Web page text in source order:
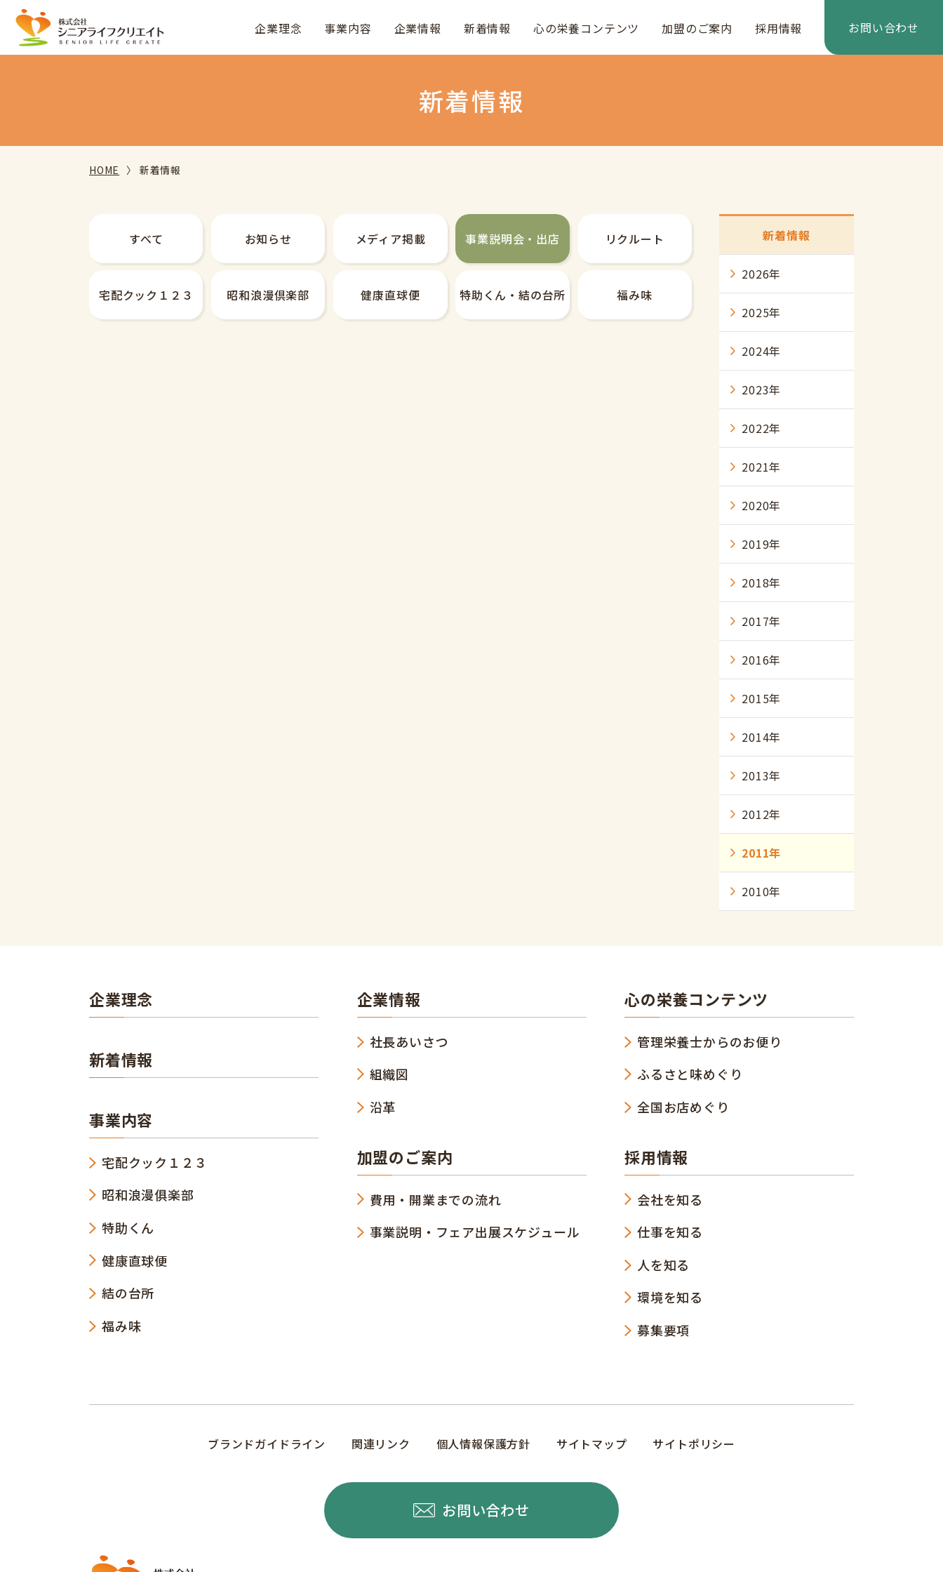
企業理念 事業内容 企業情報 新着情報 心の栄養コンテンツ 加盟のご案内 採用情報 お問い合わせ
新着情報
HOME 新着情報
すべて お知らせ メディア掲載 事業説明会・ 出店 リクルート
宅配クック １２３ 昭和浪漫倶楽部 健康直球便 特助くん・ 結の台所 福み味
新着情報
2026年
2025年
2024年
2023年
2022年
2021年
2020年
2019年
2018年
2017年
2016年
2015年
2014年
2013年
2012年
2011年
2010年
企業理念
新着情報
事業内容
宅配クック１２３
昭和浪漫俱楽部
特助くん
健康直球便
結の台所
福み味
企業情報
社長あいさつ
組織図
沿革
加盟のご案内
費用・開業までの流れ
事業説明・フェア出展スケジュール
心の栄養コンテンツ
管理栄養士からのお便り
ふるさと味めぐり
全国お店めぐり
採用情報
会社を知る
仕事を知る
人を知る
環境を知る
募集要項
ブランドガイドライン 関連リンク 個人情報保護方針 サイトマップ サイトポリシー
お問い合わせ